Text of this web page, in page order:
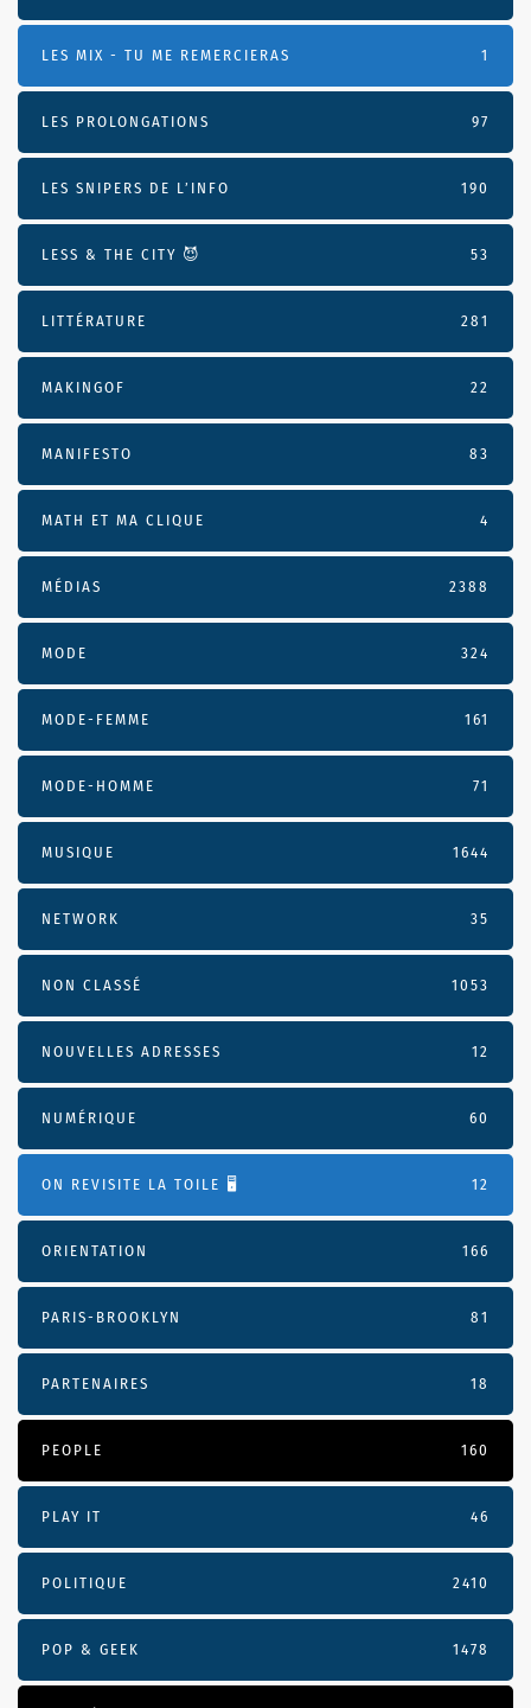
LES MIX - TU ME REMERCIERAS 1
LES PROLONGATIONS 97
LES SNIPERS DE L’INFO 190
LESS & THE CITY 😈 53
LITTÉRATURE 281
MAKINGOF 22
MANIFESTO 83
MATH ET MA CLIQUE 4
MÉDIAS 2388
MODE 324
MODE-FEMME 161
MODE-HOMME 71
MUSIQUE 1644
NETWORK 35
NON CLASSÉ 1053
NOUVELLES ADRESSES 12
NUMÉRIQUE 60
ON REVISITE LA TOILE 🖥️ 12
ORIENTATION 166
PARIS-BROOKLYN 81
PARTENAIRES 18
PEOPLE 160
PLAY IT 46
POLITIQUE 2410
POP & GEEK 1478